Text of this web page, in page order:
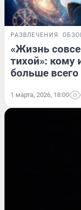
РАЗВЛЕЧЕНИЯ
«Жизнь
тихой»: кому
больше
1 марта, 2026, 18:00